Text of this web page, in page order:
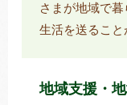
さまが地域で
生活を送ること
地域支援・